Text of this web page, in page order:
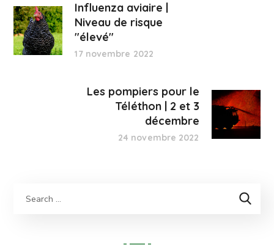
Influenza aviaire |
Niveau de risque
"élevé"
17 novembre 2022
Les pompiers pour le
Téléthon | 2 et 3
décembre
24 novembre 2022